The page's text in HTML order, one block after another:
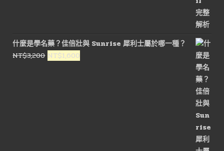
什麼是學名藥？佳倍壯與 Sunrise 犀利士屬於哪一種？
NT$3,200 原
NT$1,600